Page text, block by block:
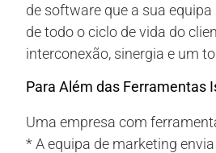
de software que a sua
de todo o ciclo de vida do
interconexão, sinergia e um
Para Além das Ferramentas
Uma empresa com
* A equipa de marketing